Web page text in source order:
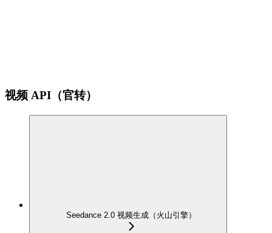
视频 API（官转）
Seedance 2.0 视频生成（火山引擎）